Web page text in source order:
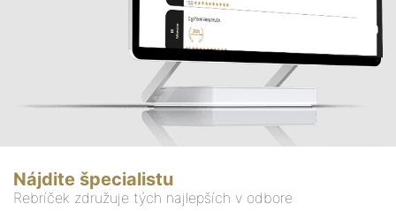
Nájdite špecialistu
Rebríček združuje tých najlepších v odbore